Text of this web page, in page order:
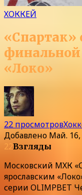
ХОККЕЙ
«Спартак»
«Локо»
22 просмотров
Добавлено Май. 16,
22Взгляды
Московский МХК
ярославским
серии OLIMPBET